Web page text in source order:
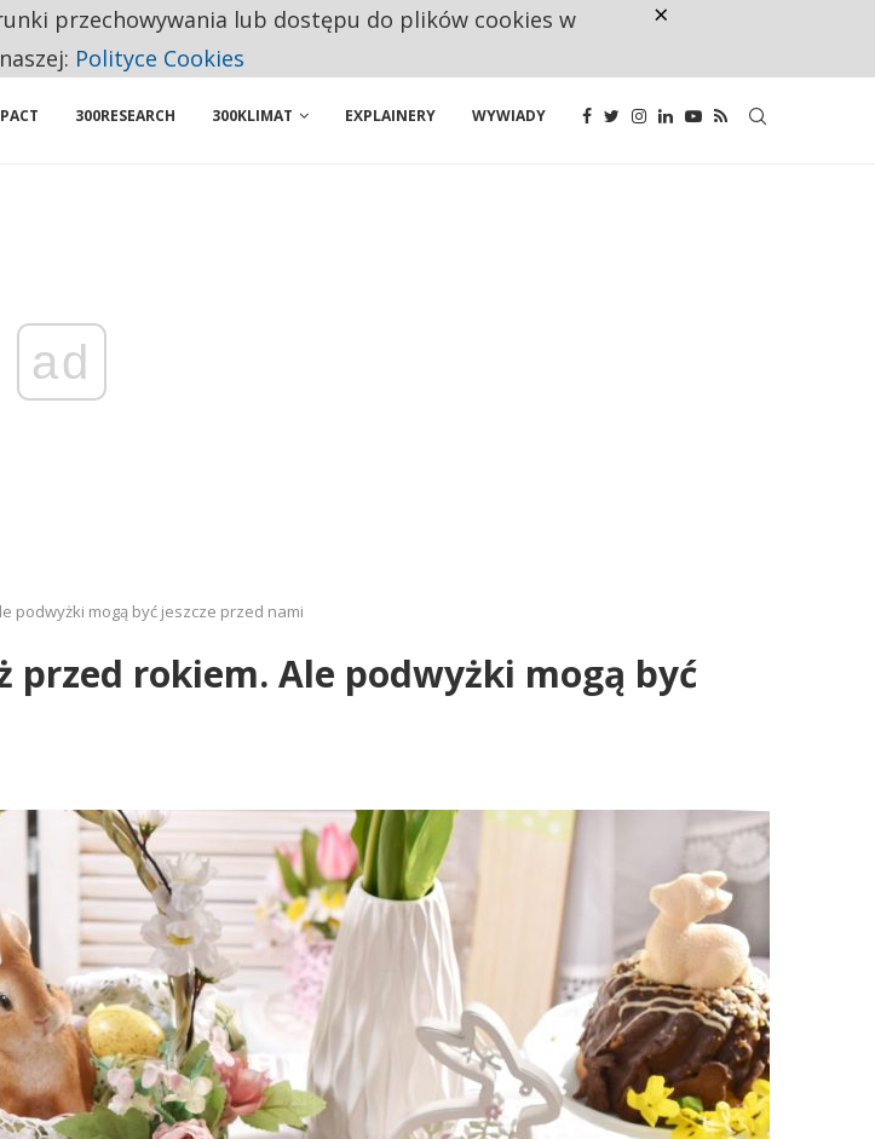
PODMIOTY Z POLSKI
300RESEARCH 300KLIMAT EXPLAINERY WYWIADY
ad
podwyżki mogą być jeszcze przed nami
przed rokiem. Ale podwyżki mogą być
przechowywania lub dostępu do plików cookies w
Polityce Cookies
×